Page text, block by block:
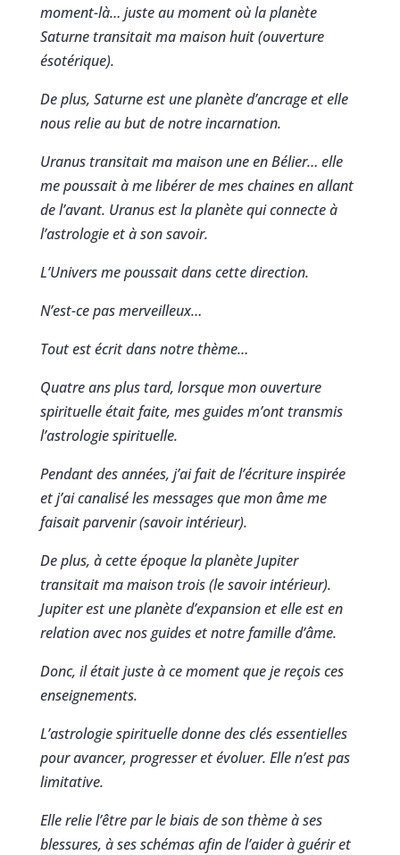
moment-là… juste au moment où la planète
Saturne transitait ma maison huit (ouverture
ésotérique).
De plus, Saturne est une planète d’ancrage et elle
nous relie au but de notre incarnation.
Uranus transitait ma maison une en Bélier… elle
me poussait à me libérer de mes chaines en allant
de l’avant. Uranus est la planète qui connecte à
l’astrologie et à son savoir.
L’Univers me poussait dans cette direction.
N’est-ce pas merveilleux…
Tout est écrit dans notre thème…
Quatre ans plus tard, lorsque mon ouverture
spirituelle était faite, mes guides m’ont transmis
l’astrologie spirituelle.
Pendant des années, j’ai fait de l’écriture inspirée
et j’ai canalisé les messages que mon âme me
faisait parvenir (savoir intérieur).
De plus, à cette époque la planète Jupiter
transitait ma maison trois (le savoir intérieur).
Jupiter est une planète d’expansion et elle est en
relation avec nos guides et notre famille d’âme.
Donc, il était juste à ce moment que je reçois ces
enseignements.
L’astrologie spirituelle donne des clés essentielles
pour avancer, progresser et évoluer. Elle n’est pas
limitative.
Elle relie l’être par le biais de son thème à ses
blessures, à ses schémas afin de l’aider à guérir et